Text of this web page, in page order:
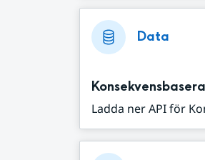
Data
Ladda ner API för